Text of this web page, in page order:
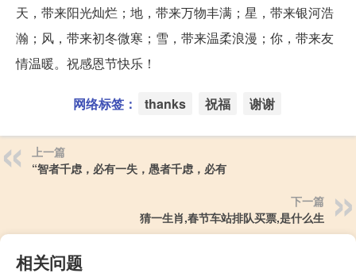
天，带来阳光灿烂；地，带来万物丰满；星，带来银河浩
瀚；风，带来初冬微寒；雪，带来温柔浪漫；你，带来友
情温暖。祝感恩节快乐！
网络标签： thanks 祝福 谢谢
上一篇
“智者千虑，必有一失，愚者千虑，必有
下一篇
猜一生肖,春节车站排队买票,是什么生
相关问题